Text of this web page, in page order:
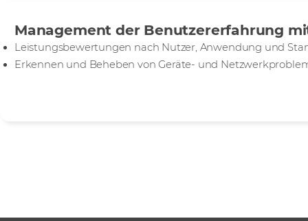
Management der Benutzererfahrung
Leistungsbewertungen nach Nutzer, Anwendung und
Erkennen und Beheben von Geräte- und